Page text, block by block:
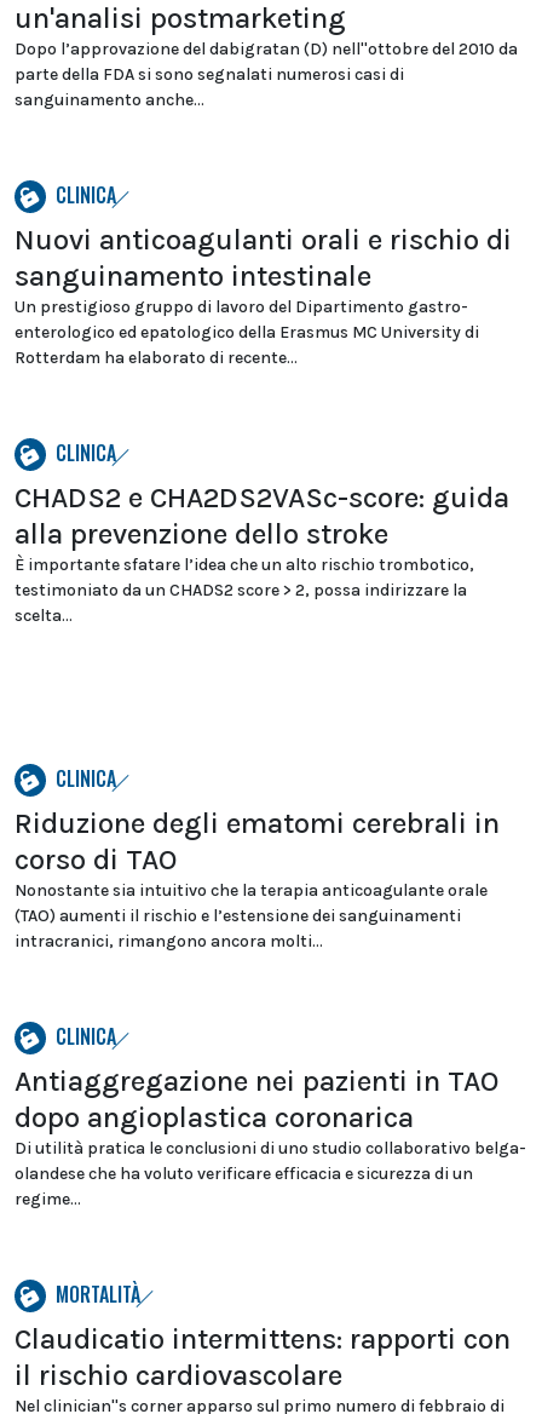
un'analisi postmarketing
Dopo l’approvazione del dabigratan (D) nell''ottobre del 2010 da
parte della FDA si sono segnalati numerosi casi di
sanguinamento anche...
CLINICA
Nuovi anticoagulanti orali e rischio di
sanguinamento intestinale
Un prestigioso gruppo di lavoro del Dipartimento gastro-
enterologico ed epatologico della Erasmus MC University di
Rotterdam ha elaborato di recente...
CLINICA
CHADS2 e CHA2DS2VASc-score: guida
alla prevenzione dello stroke
È importante sfatare l’idea che un alto rischio trombotico,
testimoniato da un CHADS2 score > 2, possa indirizzare la
scelta...
CLINICA
Riduzione degli ematomi cerebrali in
corso di TAO
Nonostante sia intuitivo che la terapia anticoagulante orale
(TAO) aumenti il rischio e l’estensione dei sanguinamenti
intracranici, rimangono ancora molti...
CLINICA
Antiaggregazione nei pazienti in TAO
dopo angioplastica coronarica
Di utilità pratica le conclusioni di uno studio collaborativo belga-
olandese che ha voluto verificare efficacia e sicurezza di un
regime...
MORTALITÀ
Claudicatio intermittens: rapporti con
il rischio cardiovascolare
Nel clinician''s corner apparso sul primo numero di febbraio di